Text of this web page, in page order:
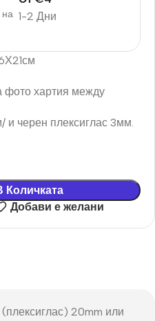
на 1-2 Дни
фото хартия между
и черен плексиглас 3мм.
Количката
Добави е желани
20mm или